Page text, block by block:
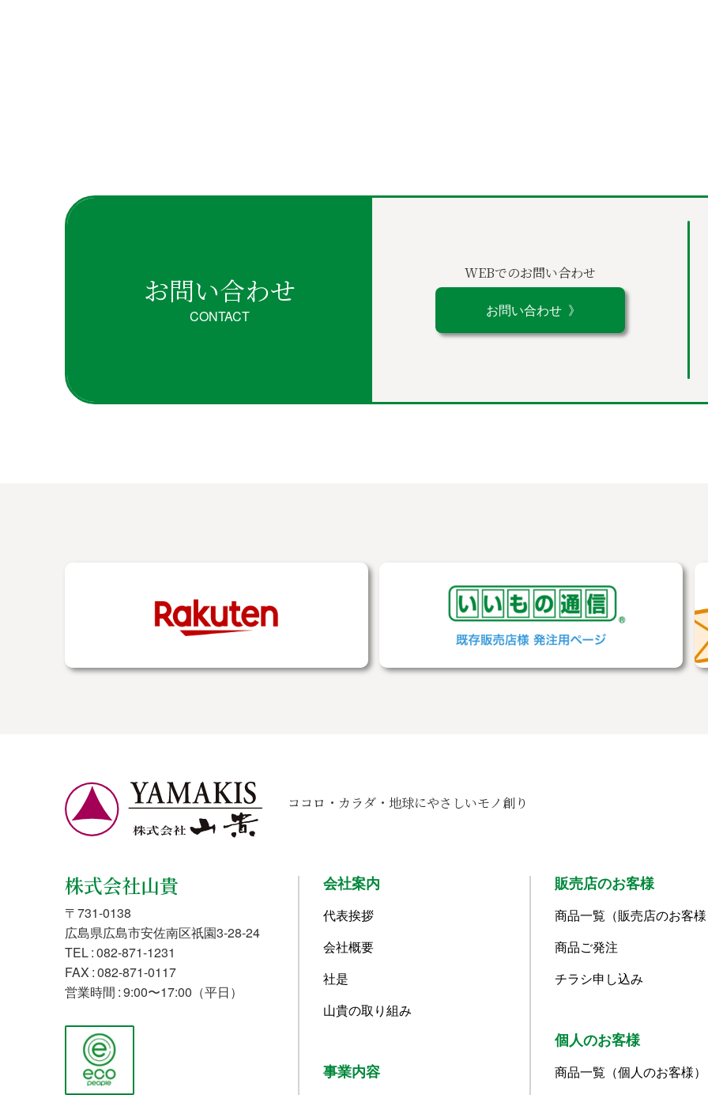
お問い合わせ
CONTACT
WEBでのお問い合わせ
お問い合わせ 》
ココロ・カラダ・地球にやさしいモノ創り
株式会社山貴
〒731-0138
広島県広島市安佐南区祇園3-28-24
TEL : 082-871-1231
FAX : 082-871-0117
営業時間 : 9:00〜17:00（平日）
会社案内
代表挨拶
会社概要
社是
山貴の取り組み
事業内容
販売店のお客様
商品一覧（販売店のお客様
商品ご発注
チラシ申し込み
個人のお客様
商品一覧（個人のお客様）